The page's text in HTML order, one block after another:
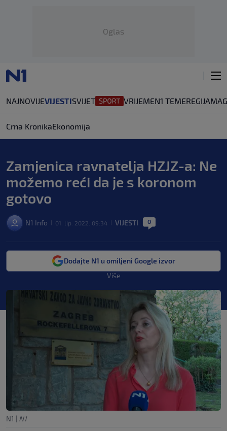
Oglas
NAJNOVIJEVIJESTISVIJET VRIJEMEN1 TEMEREGIJA
Crna KronikaEkonomija
Zamjenica ravnatelja HZJZ-a: Ne
možemo reći da je s koronom
gotovo
N1 Info 01. lip. 2022. 09:34 VIJESTI 0
Dodajte N1 u omiljeni Google izvor
Više
N1 | N1